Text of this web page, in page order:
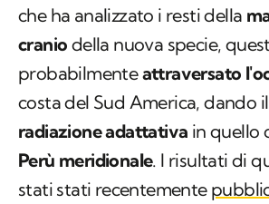
che ha analizzato i resti della
cranio della nuova specie,
probabilmenteattraversato
costa del Sud America, dando
radiazione adattativa in quello
Perù meridionale. I risultati di
stati stati recentemente